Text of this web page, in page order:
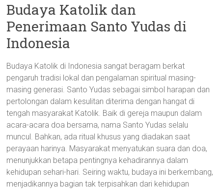
Budaya Katolik dan
Penerimaan Santo Yudas di
Indonesia
Budaya Katolik di Indonesia sangat beragam berkat
pengaruh tradisi lokal dan pengalaman spiritual masing-
masing generasi. Santo Yudas sebagai simbol harapan dan
pertolongan dalam kesulitan diterima dengan hangat di
tengah masyarakat Katolik. Baik di gereja maupun dalam
acara-acara doa bersama, nama Santo Yudas selalu
muncul. Bahkan, ada ritual khusus yang diadakan saat
perayaan harinya. Masyarakat menyatukan suara dan doa,
menunjukkan betapa pentingnya kehadirannya dalam
kehidupan sehari-hari. Seiring waktu, budaya ini berkembang,
menjadikannya bagian tak terpisahkan dari kehidupan